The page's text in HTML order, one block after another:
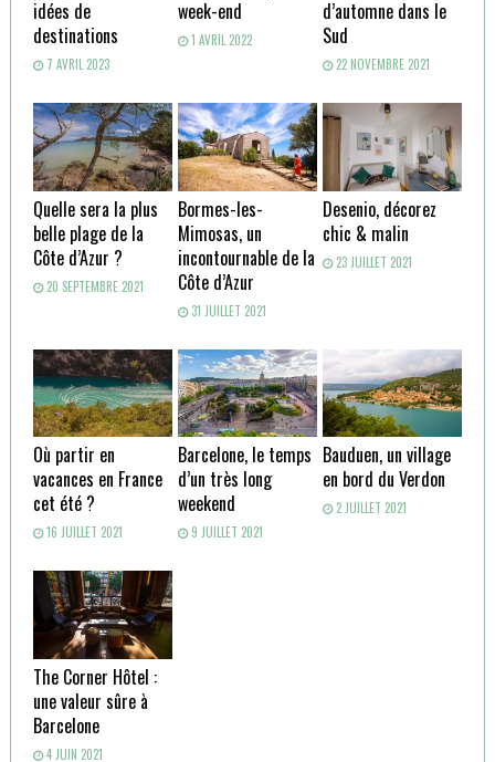
idées de
destinations
7 AVRIL 2023
week-end
1 AVRIL 2022
d’automne dans le
Sud
22 NOVEMBRE 2021
Quelle sera la plus
belle plage de la
Côte d’Azur ?
20 SEPTEMBRE 2021
Bormes-les-
Mimosas, un
incontournable de la
Côte d’Azur
31 JUILLET 2021
Desenio, décorez
chic & malin
23 JUILLET 2021
Où partir en
vacances en France
cet été ?
16 JUILLET 2021
Barcelone, le temps
d’un très long
weekend
9 JUILLET 2021
Bauduen, un village
en bord du Verdon
2 JUILLET 2021
The Corner Hôtel :
une valeur sûre à
Barcelone
4 JUIN 2021